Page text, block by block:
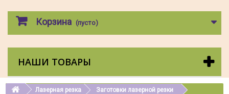
Корзина (пусто)
НАШИ ТОВАРЫ
Лазерная резка
Заготовки лазерной резки